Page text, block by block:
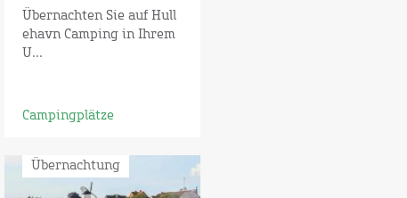
Übernachten Sie auf Hull
ehavn Camping in Ihrem
U...
Campingplätze
Übernachtung